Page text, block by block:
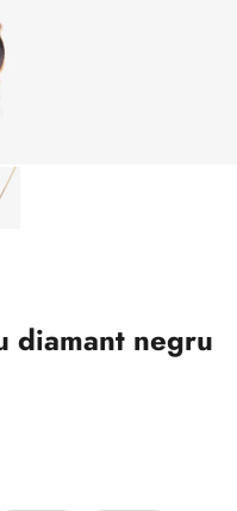
diamant negru